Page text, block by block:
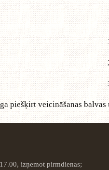
10. –
eiro 1. vieta –
eiro 2. vieta
eiro 3. vieta
piešķirt veicināšanas balvas
izņemot pirmdienas;